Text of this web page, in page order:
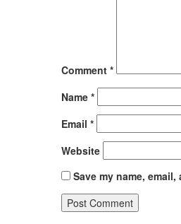
Comment *
Name *
Email *
Website
Save my name,